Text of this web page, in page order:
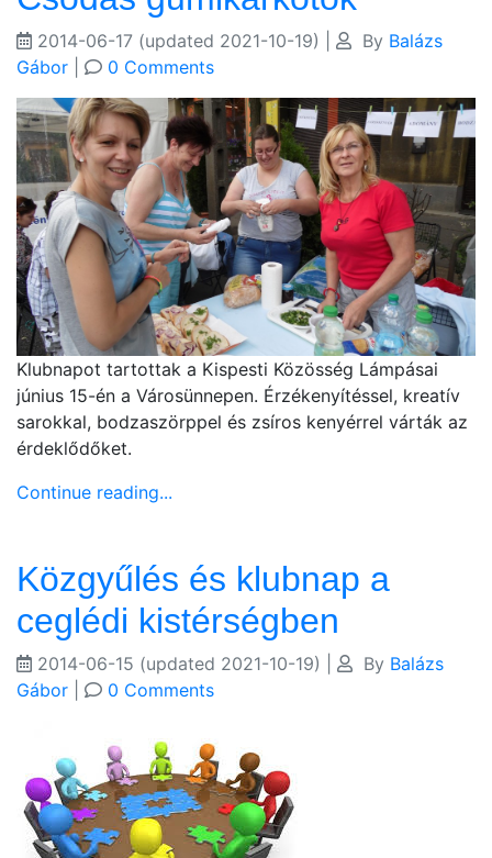
2014-06-17 (updated 2021-10-19) By Balázs
Gábor
0 Comments
Klubnapot tartottak a Kispesti Közösség Lámpásai
június 15-én a Városünnepen. Érzékenyítéssel, kreatív
sarokkal, bodzaszörppel és zsíros kenyérrel várták az
érdeklődőket.
Continue reading...
Közgyűlés és klubnap a
ceglédi kistérségben
2014-06-15 (updated 2021-10-19) By Balázs
Gábor
0 Comments